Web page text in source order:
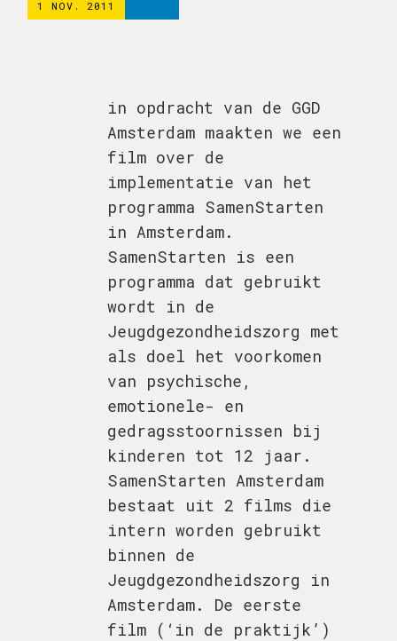
1 NOV. 2011
in opdracht van de GGD
Amsterdam maakten we een
film over de
implementatie van het
programma SamenStarten
in Amsterdam.
SamenStarten is een
programma dat gebruikt
wordt in de
Jeugdgezondheidszorg met
als doel het voorkomen
van psychische,
emotionele- en
gedragsstoornissen bij
kinderen tot 12 jaar.
SamenStarten Amsterdam
bestaat uit 2 films die
intern worden gebruikt
binnen de
Jeugdgezondheidszorg in
Amsterdam. De eerste
film (‘in de praktijk’)